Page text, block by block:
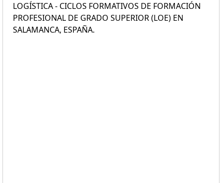
LOGÍSTICA - CICLOS FORMATIVOS DE FORMACIÓN
PROFESIONAL DE GRADO SUPERIOR (LOE) EN
SALAMANCA, ESPAÑA.